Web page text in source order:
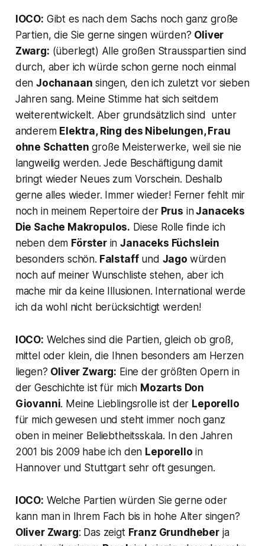
IOCO: Gibt es nach dem Sachs noch ganz große
Partien, die Sie gerne singen würden? Oliver
Zwarg: (überlegt) Alle großen Strausspartien sind
durch, aber ich würde schon gerne noch einmal
denJochanaan singen, den ich zuletzt vor sieben
Jahren sang. Meine Stimme hat sich seitdem
weiterentwickelt. Aber grundsätzlich sind unter
anderem Elektra, Ring des Nibelungen, Frau
ohne Schatten große Meisterwerke, weil sie nie
langweilig werden. Jede Beschäftigung damit
bringt wieder Neues zum Vorschein. Deshalb
gerne alles wieder. Immer wieder! Ferner fehlt mir
noch in meinem Repertoire derPrus inJanaceks
Die Sache Makropulos. Diese Rolle finde ich
neben dem FörsterinJanaceks Füchslein
besonders schön. Falstaff und Jago würden
noch auf meiner Wunschliste stehen, aber ich
mache mir da keine Illusionen. International werde
ich da wohl nicht berücksichtigt werden!
IOCO: Welches sind die Partien, gleich ob groß,
mittel oder klein, die Ihnen besonders am Herzen
liegen? Oliver Zwarg: Eine der größten Opern in
der Geschichte ist für mich Mozarts Don
Giovanni. Meine Lieblingsrolle ist der Leporello
für mich gewesen und steht immer noch ganz
oben in meiner Beliebtheitsskala. In den Jahren
2001 bis 2009 habe ich den Leporello in
Hannover und Stuttgart sehr oft gesungen.
IOCO: Welche Partien würden Sie gerne oder
kann man in Ihrem Fach bis in hohe Alter singen?
Oliver Zwarg: Das zeigt Franz Grundheberja